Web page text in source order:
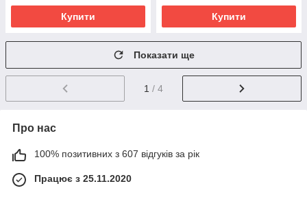
Купити Купити
Показати ще
1 / 4
Про нас
100% позитивних з 607 відгуків за рік
Працює з 25.11.2020